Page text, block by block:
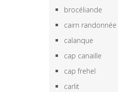
brocéliande
cairn randonnée
calanque
cap canaille
cap frehel
carlit